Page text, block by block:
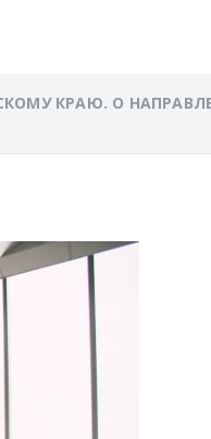
КРАЮ. О